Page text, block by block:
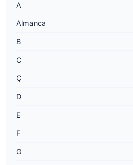
A
Almanca
B
C
Ç
D
E
F
G